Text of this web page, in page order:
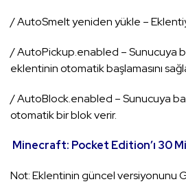
/ AutoSmelt yeniden yükle –
/ AutoPickup.enabled – Sunucuya
eklentinin otomatik başlamasını
/ AutoBlock.enabled – Sunucuya
otomatik bir blok verir.
Minecraft: Pocket Edition’ı 30
Not: Eklentinin güncel versiyonunu